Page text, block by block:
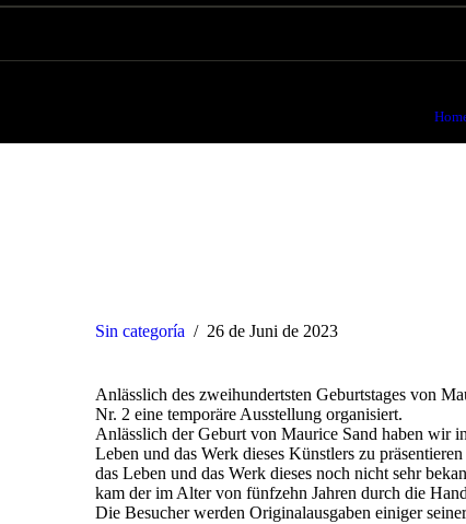
Sin categoría 26 de Juni de 2023
Anlässlich des zweihundertsten Geburtstages von
Nr. 2 eine temporäre Ausstellung organisiert.
Anlässlich der Geburt von Maurice Sand haben wir
Leben und das Werk dieses Künstlers zu präsentieren
das Leben und das Werk dieses noch nicht sehr
kam der im Alter von fünfzehn Jahren durch die
Die Besucher werden Originalausgaben einiger